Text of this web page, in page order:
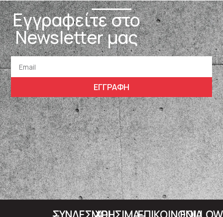
Εγγραφείτε στο
Newsletter μας
ΕΓΓΡΑΦΗ